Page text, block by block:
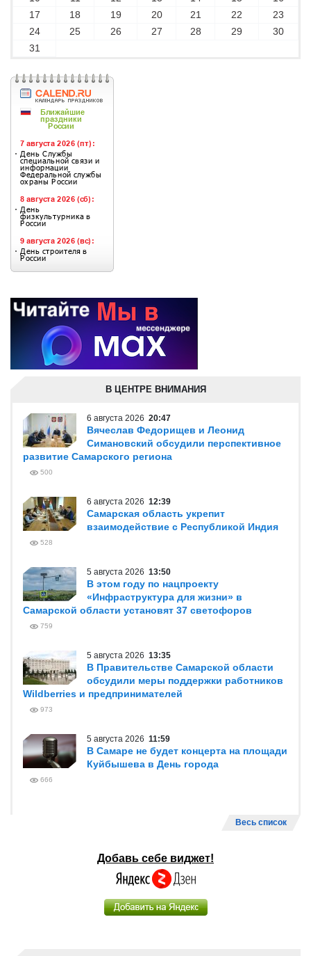
17
18 19 20 21 22
23
24
25 26 27 28 29
30
31
В ЦЕНТРЕ ВНИМАНИЯ
6 августа 2026 20:47
Вячеслав Федорищев и Леонид
Симановский обсудили перспективное
развитие Самарского региона
500
6 августа 2026 12:39
Самарская область укрепит
взаимодействие с Республикой Индия
528
5 августа 2026 13:50
В этом году по нацпроекту
«Инфраструктура для жизни» в
Самарской области установят 37 светофоров
759
5 августа 2026 13:35
В Правительстве Самарской области
обсудили меры поддержки работников
Wildberries и предпринимателей
973
5 августа 2026 11:59
В Самаре не будет концерта на площади
Куйбышева в День города
666
Весь список
Добавь себе виджет!